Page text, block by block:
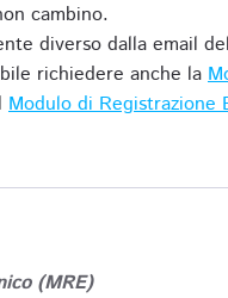
cambino.
diverso dalla email del
richiedere anche la
Modulo di Registrazione
(MRE)